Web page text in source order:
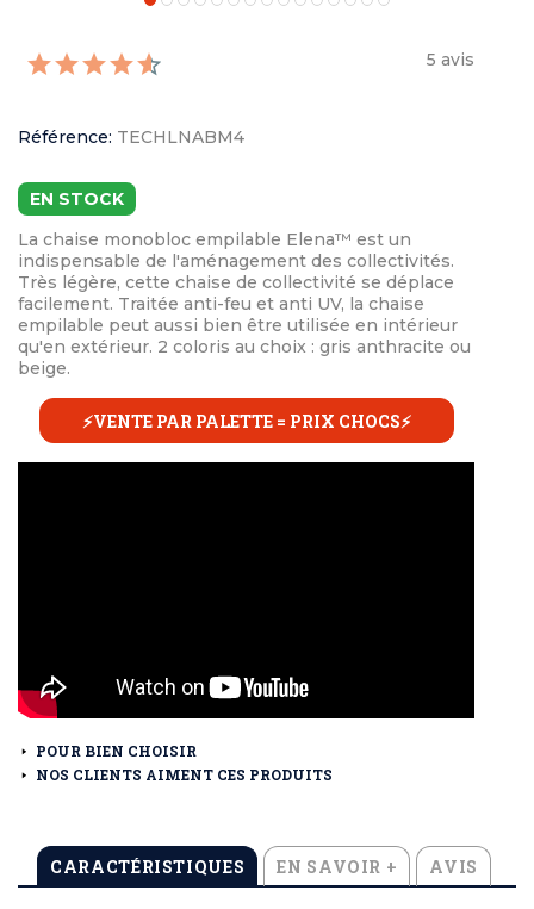
5 avis
Référence: TECHLNABM4
EN STOCK
La chaise monobloc empilable Elena™ est un
indispensable de l'aménagement des collectivités.
Très légère, cette chaise de collectivité se déplace
facilement. Traitée anti-feu et anti UV, la chaise
empilable peut aussi bien être utilisée en intérieur
qu'en extérieur. 2 coloris au choix : gris anthracite ou
beige.
⚡VENTE PAR PALETTE = PRIX CHOCS⚡
POUR BIEN CHOISIR
NOS CLIENTS AIMENT CES PRODUITS
CARACTÉRISTIQUES EN SAVOIR + AVIS